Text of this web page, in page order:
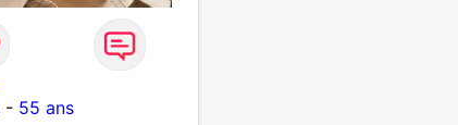
- 55 ans